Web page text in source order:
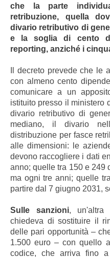
che la parte
retribuzione, quella
divario retributivo di
e la soglia di cento
reporting, anziché i
Il decreto prevede che le
con almeno cento
comunicare a un
istituito presso il ministero
divario retributivo di
mediano, il divario
distribuzione per fasce
alle dimensioni: le
devono raccogliere i dati
anno; quelle tra 150 e 249
ma ogni tre anni; quelle
partire dal 7 giugno 2031,
Sulle sanzioni, un'altra
chiedeva di sostituire il
delle pari opportunità –
1.500 euro – con quello
codice, che arriva fino